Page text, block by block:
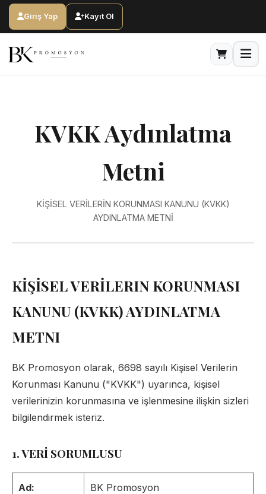
Giriş Yap Kayıt Ol
Ana Sayfa KVKK Aydınlatma Metni
KVKK Aydınlatma
Metni
KİŞİSEL VERİLERİN KORUNMASI KANUNU (KVKK)
AYDINLATMA METNİ
KİŞİSEL VERİLERIN KORUNMASI
KANUNU (KVKK) AYDINLATMA
METNI
BK Promosyon olarak, 6698 sayılı Kişisel Verilerin
Korunması Kanunu ("KVKK") uyarınca, kişisel
verilerinizin korunmasına ve işlenmesine ilişkin sizleri
bilgilendirmek isteriz.
1. VERİ SORUMLUSU
Ad: BK Promosyon